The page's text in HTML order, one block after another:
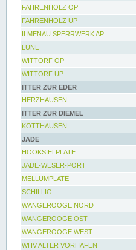
FAHRENHOLZ OP
FAHRENHOLZ UP
ILMENAU SPERRWERK AP
LÜNE
WITTORF OP
WITTORF UP
ITTER ZUR EDER
HERZHAUSEN
ITTER ZUR DIEMEL
KOTTHAUSEN
JADE
HOOKSIELPLATE
JADE-WESER-PORT
MELLUMPLATE
SCHILLIG
WANGEROOGE NORD
WANGEROOGE OST
WANGEROOGE WEST
WHV ALTER VORHAFEN